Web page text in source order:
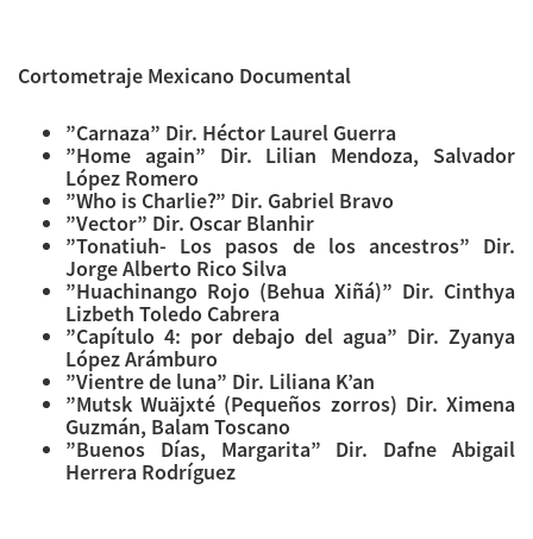
Cortometraje Mexicano Documental
”Carnaza” Dir. Héctor Laurel Guerra
”Home again” Dir. Lilian Mendoza, Salvador
López Romero
”Who is Charlie?” Dir. Gabriel Bravo
”Vector” Dir. Oscar Blanhir
”Tonatiuh- Los pasos de los ancestros” Dir.
Jorge Alberto Rico Silva
”Huachinango Rojo (Behua Xiñá)” Dir. Cinthya
Lizbeth Toledo Cabrera
”Capítulo 4: por debajo del agua” Dir. Zyanya
López Arámburo
”Vientre de luna” Dir. Liliana K’an
”Mutsk Wuäjxté (Pequeños zorros) Dir. Ximena
Guzmán, Balam Toscano
”Buenos Días, Margarita” Dir. Dafne Abigail
Herrera Rodríguez